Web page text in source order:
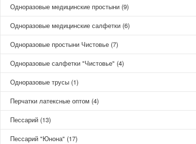
Одноразовые медицинские простыни (9)
Одноразовые медицинские салфетки (6)
Одноразовые простыни Чистовье (7)
Одноразовые салфетки "Чистовье" (4)
Одноразовые трусы (1)
Перчатки латексные оптом (4)
Пессарий (13)
Пессарий "Юнона" (17)